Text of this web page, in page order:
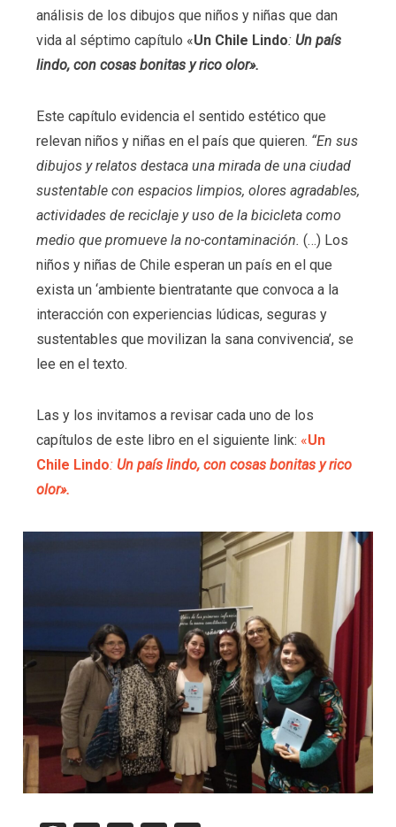
análisis de los dibujos que niños y niñas que dan
vida al séptimo capítulo «Un Chile Lindo:Un país
lindo, con cosas bonitas y rico olor».
Este capítulo evidencia el sentido estético que
relevan niños y niñas en el país que quieren. “En sus
dibujos y relatos destaca una mirada de una ciudad
sustentable con espacios limpios, olores agradables,
actividades de reciclaje y uso de la bicicleta como
medio que promueve la no-contaminación. (…) Los
niños y niñas de Chile esperan un país en el que
exista un ‘ambiente bientratante que convoca a la
interacción con experiencias lúdicas, seguras y
sustentables que movilizan la sana convivencia’, se
lee en el texto.
Las y los invitamos a revisar cada uno de los
capítulos de este libro en el siguiente link: «Un
Chile Lindo:Un país lindo, con cosas bonitas y rico
olor».